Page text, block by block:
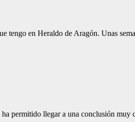
tengo en Heraldo de Aragón. Unas
permitido llegar a una conclusión